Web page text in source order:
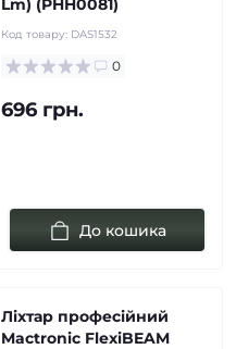
Lm) (PHH0081)
Код товару: DAS1532
0
696 грн.
До кошика
Ліхтар професійний
Mactronic FlexiBEAM